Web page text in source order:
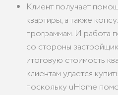
Клиент получает
квартиры, а также
программам. И работа
со стороны
итоговую стоимость
клиентам удается
поскольку uHome